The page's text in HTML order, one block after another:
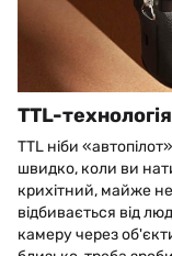
TTL-
TTL ніби
швидко, коли ви
крихітний, майже
відбивається від
камеру через